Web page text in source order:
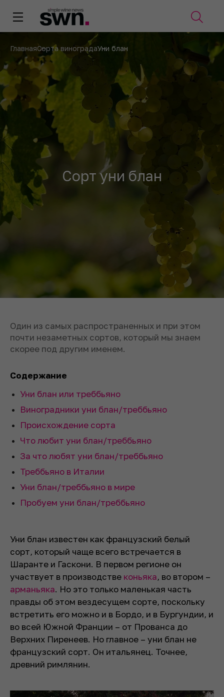
ГлавнаяСорта виноградаУни блан
Сорт уни блан
Один из самых распространенных и при этом
почти незаметных сортов, который мы знаем
скорее под другим именем.
Содержание
Уни блан или треббьяно
Виноградники уни блан/треббьяно
Происхождение сорта
Что любит уни блан/треббьяно
За что любят уни блан/треббьяно
Треббьяно в Италии
Уни блан/треббьяно в мире
Пробуем уни блан/треббьяно
Уни блан известен как французский белый
сорт, который чаще всего встречается в
Шаранте и Гаскони. В первом регионе он
участвует в производстве коньяка, во втором –
арманьяка. Но это только маленькая часть
правды об этом вездесущем сорте, поскольку
встретить его можно и в Бордо, и в Бургундии, и
во всей Южной Франции – от Прованса до
Верхних Пиренеев. Но главное – уни блан не
французский сорт. Он итальянец. Точнее,
древний римлянин.